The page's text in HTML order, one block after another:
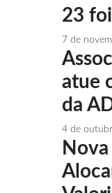
23
7 de
atue
da
4 de